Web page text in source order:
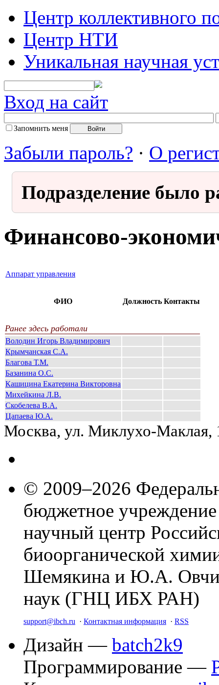
Центр коллективного
Центр НТИ
Уникальная научная
Вход на сайт
Запомнить меня
Забыли пароль? · О
Подразделение было
Финансово-
Аппарат управления
ФИО Должность Контакты
Ранее здесь работали
Володин Игорь Владимирович
Крымчанская С.А.
Благова Т.М.
Базанина О.С.
Кашицина Екатерина Викторовна
Михейкина Л.В.
Скобелева В.А.
Цапаева Ю.А.
Москва, ул. Миклухо-
© 2009–2026
бюджетное
научный центр
биоорганической
Шемякина и Ю.А.
наук (ГНЦ ИБХ РАН)
support@ibch.ru · Контактная информация · RSS
Дизайн — batch2k9
Программирование —